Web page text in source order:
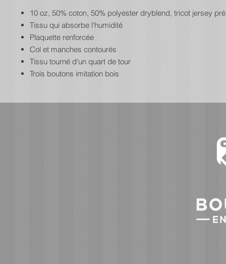
10 oz, 50% coton, 50% polyester dryblend, tricot jersey
Tissu qui absorbe l’humidité
Plaquette renforcée
Col et manches contourés
Tissu tourné d'un quart de tour
Trois boutons imitation bois